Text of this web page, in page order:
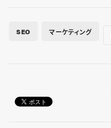
SEO マーケティング